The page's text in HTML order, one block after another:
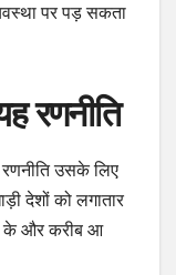
पर पड़ सकता
रणनीति
उसके लिए
देशों को लगातार
के और करीब आ